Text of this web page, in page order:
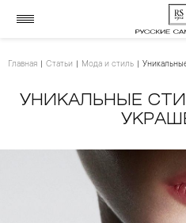
Главная Статьи Мода и стиль
УНИКАЛЬНЫЕ